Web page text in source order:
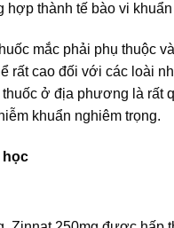
hợp thành tế bào vi
mắc phải phụ thuộc
rất cao đối với các loài
ở địa phương là rất
khuẩn nghiêm trọng.
học